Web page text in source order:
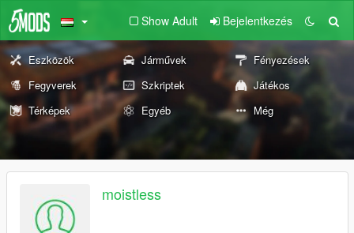
Show Adult Bejelentkezés
Eszközök Járművek
Fényezések
Fegyverek
Szkriptek
Játékos
Térképek
Egyéb Még
moistless